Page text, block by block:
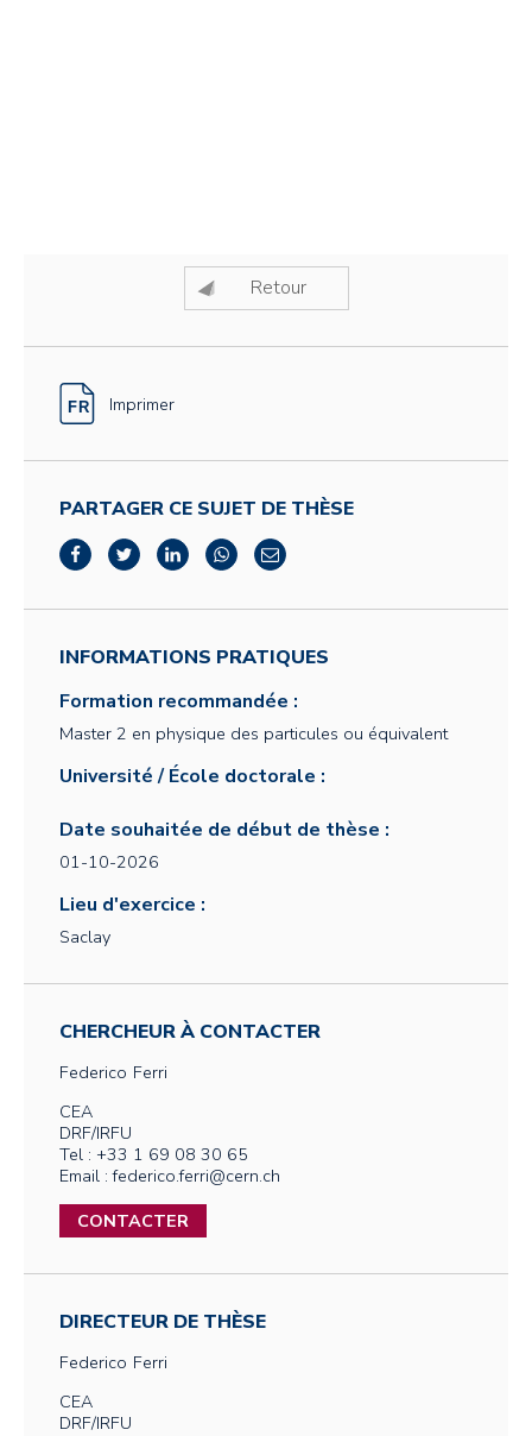
Retour
Imprimer
PARTAGER CE SUJET DE THÈSE
INFORMATIONS PRATIQUES
Formation recommandée :
Master 2 en physique des particules ou équivalent
Université / École doctorale :
Date souhaitée de début de thèse :
01-10-2026
Lieu d'exercice :
Saclay
CHERCHEUR À CONTACTER
Federico Ferri
CEA
DRF/IRFU
Tel : +33 1 69 08 30 65
Email : federico.ferri@cern.ch
CONTACTER
DIRECTEUR DE THÈSE
Federico Ferri
CEA
DRF/IRFU